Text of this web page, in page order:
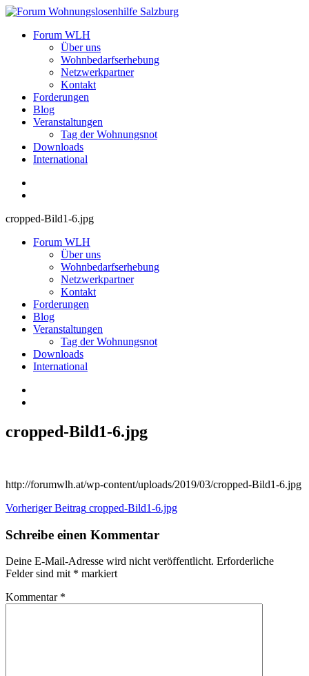
Zum
springen
Forum Wohnungslosenhilfe Salzburg
Forum WLH
Über uns
Wohnbedarfserhebung
Netzwerkpartner
Kontakt
Forderungen
Blog
Veranstaltungen
Tag der Wohnungsnot
Downloads
International
cropped-Bild1-6.jpg
Forum WLH
Über uns
Wohnbedarfserhebung
Netzwerkpartner
Kontakt
Forderungen
Blog
Veranstaltungen
Tag der Wohnungsnot
Downloads
International
cropped-Bild1-6.jpg
http://forumwlh.at/wp-content/uploads/2019/03/cropped-Bild1-6.jpg
Beitragsnavigation
Vorheriger Beitrag cropped-Bild1-6.jpg
Schreibe einen Kommentar
Deine E-Mail-Adresse wird nicht veröffentlicht. Erforderliche
Felder sind mit * markiert
Kommentar *